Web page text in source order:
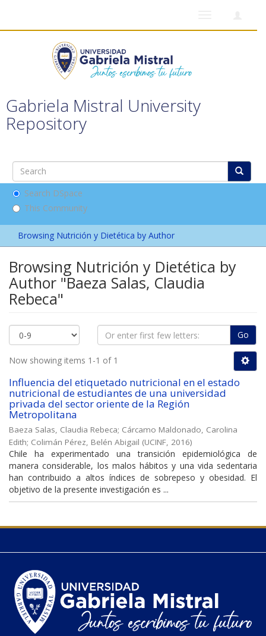
Gabriela Mistral University
Repository
Search DSpace
This Community
Browsing Nutrición y Dietética by Author
Browsing Nutrición y Dietética by
Author "Baeza Salas, Claudia
Rebeca"
Go
Now showing items 1-1 of 1
Influencia del etiquetado nutricional en el estado
nutricional de estudiantes de una universidad
privada del sector oriente de la Región
Metropolitana
Baeza Salas, Claudia Rebeca; Cárcamo Maldonado, Carolina
Edith; Colimán Pérez, Belén Abigail (UCINF, 2016)
Chile ha experimentado una transición epidemiológica de
manera considerable, los malos hábitos y una vida sedentaria
han contribuido a altos índices de sobrepeso y obesidad. El
objetivo de la presente investigación es ...